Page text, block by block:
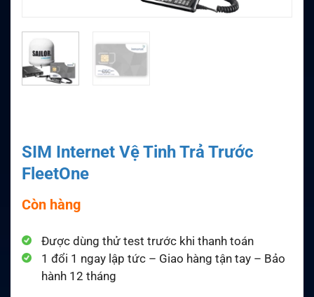
SIM Internet Vệ Tinh Trả Trước
FleetOne
Còn hàng
Được dùng thử test trước khi thanh toán
1 đổi 1 ngay lập tức – Giao hàng tận tay – Bảo
hành 12 tháng